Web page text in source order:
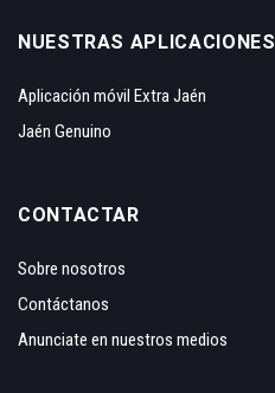
NUESTRAS APLICACIONES
Aplicación móvil Extra Jaén
Jaén Genuino
CONTACTAR
Sobre nosotros
Contáctanos
Anunciate en nuestros medios